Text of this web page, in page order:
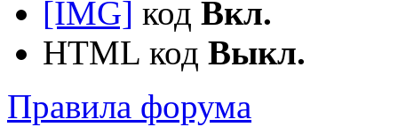
[IMG] код Вкл.
HTML код Выкл.
Правила форума